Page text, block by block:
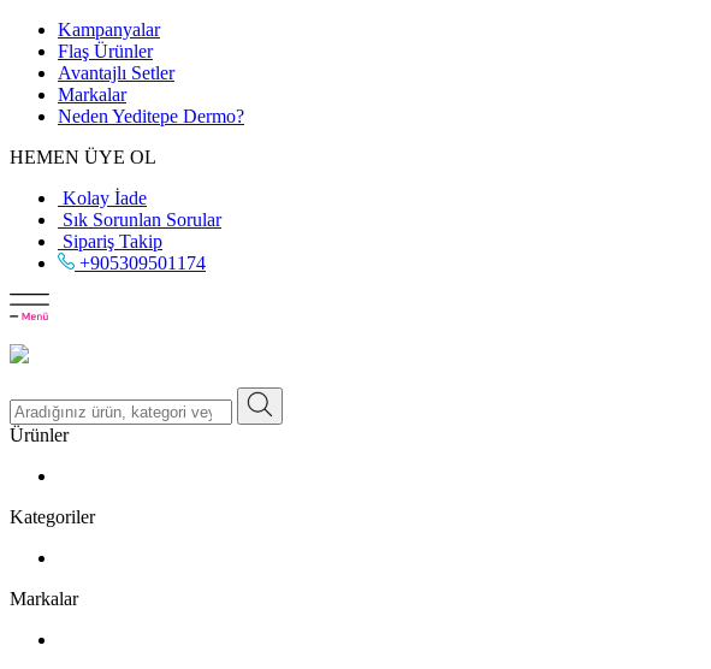
Kampanyalar
Flaş Ürünler
Avantajlı Setler
Markalar
Neden Yeditepe Dermo?
HEMEN ÜYE OL
Kolay İade
Sık Sorunlan Sorular
Sipariş Takip
+905309501174
Ürünler
Kategoriler
Markalar